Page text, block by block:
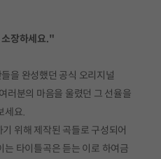
소장하세요."
을 완성했던 공식 오리지널
러분의 마음을 울렸던 그 선율을
세요.
위해 제작된 곡들로 구성되어
는 타이틀곡은 듣는 이로 하여금